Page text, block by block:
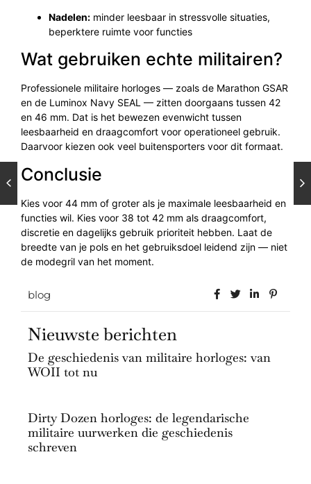
Nadelen: minder leesbaar in stressvolle situaties,
beperktere ruimte voor functies
Wat gebruiken echte militairen?
Professionele militaire horloges — zoals de Marathon GSAR
en de Luminox Navy SEAL — zitten doorgaans tussen 42
en 46 mm. Dat is het bewezen evenwicht tussen
leesbaarheid en draagcomfort voor operationeel gebruik.
Daarvoor kiezen ook veel buitensporters voor dit formaat.
Conclusie
Kies voor 44 mm of groter als je maximale leesbaarheid en
functies wil. Kies voor 38 tot 42 mm als draagcomfort,
discretie en dagelijks gebruik prioriteit hebben. Laat de
breedte van je pols en het gebruiksdoel leidend zijn — niet
de modegril van het moment.
blog
Nieuwste berichten
De geschiedenis van militaire horloges: van
WOII tot nu
Dirty Dozen horloges: de legendarische
militaire uurwerken die geschiedenis
schreven